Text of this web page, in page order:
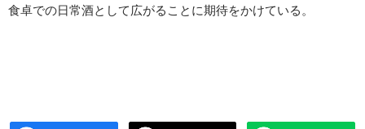
食卓での日常酒として広がることに期待をかけている。